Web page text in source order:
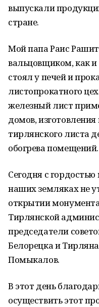
выпускали
стране.
Мой папа Раис
вальцовщиком, как
стоял у печей и
листопрокатного
железный лист
домов,
тирлянского листа
обогрева помещений.
Сегодня с
наших земляках не
открытии
Тирлянской
председатели
Белорецка и
Помыкалов.
В этот день
осуществить этот